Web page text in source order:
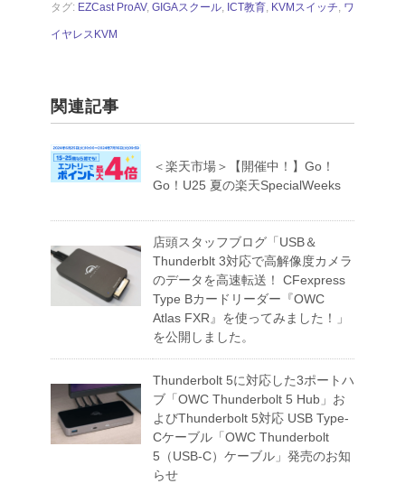
タグ: EZCast ProAV, GIGAスクール, ICT教育, KVMスイッチ, ワ
イヤレスKVM
関連記事
＜楽天市場＞【開催中！】Go！
Go！U25 夏の楽天SpecialWeeks
店頭スタッフブログ「USB＆
Thunderblt 3対応で高解像度カメラ
のデータを高速転送！ CFexpress
Type Bカードリーダー『OWC
Atlas FXR』を使ってみました！」
を公開しました。
Thunderbolt 5に対応した3ポートハ
ブ「OWC Thunderbolt 5 Hub」お
よびThunderbolt 5対応 USB Type-
Cケーブル「OWC Thunderbolt
5（USB-C）ケーブル」発売のお知
らせ